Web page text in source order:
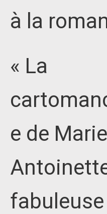
à la
« La
e de
fabuleuse